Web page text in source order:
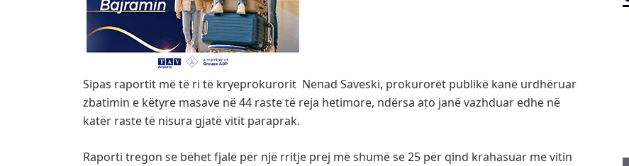
Sipas raportit më të ri të kryeprokurorit Nenad Saveski, prokurorët publikë kanë urdhëruar
zbatimin e këtyre masave në 44 raste të reja hetimore, ndërsa ato janë vazhduar edhe në
katër raste të nisura gjatë vitit paraprak.
Raporti tregon se bëhet fjalë për një rritje prej më shumë se 25 për qind krahasuar me vitin